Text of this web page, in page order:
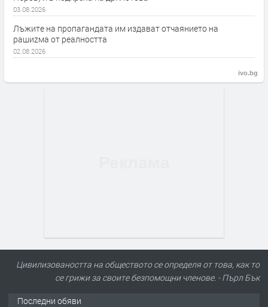
03.08.2026
Лъжите на пропагандата им издават отчаянието на
рашиzма от реалността
02.08.2026
ivo.bg
Цивилизоваността на обществото се определя от това, как то
се грижи за своите безпомощни членове. - Пърл Бък
Последни обяви